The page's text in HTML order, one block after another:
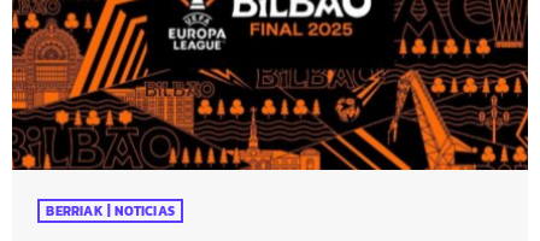
BERRIAK | NOTICIAS